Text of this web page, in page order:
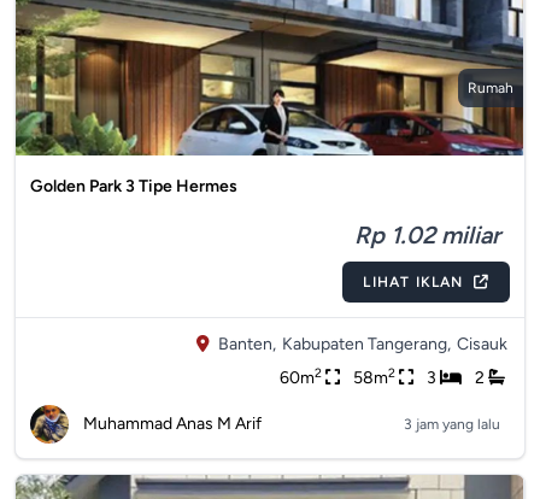
Rumah
Golden Park 3 Tipe Hermes
Rp 1.02 miliar
LIHAT IKLAN
Banten, Kabupaten Tangerang, Cisauk
60m2 58m2 3 2
Muhammad Anas M Arif 3 jam yang lalu